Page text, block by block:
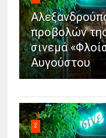
προβολών
σινεμά
Αυγούστου
2